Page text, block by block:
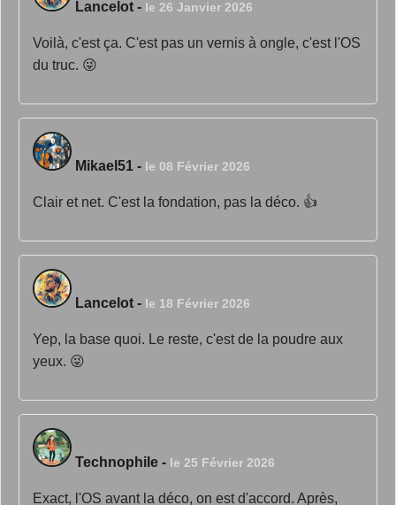
Lancelot - le 26 Janvier 2026
Voilà, c'est ça. C'est pas un vernis à ongle, c'est l'OS
du truc. 😜
Mikael51 - le 08 Février 2026
Clair et net. C'est la fondation, pas la déco. 👍
Lancelot - le 18 Février 2026
Yep, la base quoi. Le reste, c'est de la poudre aux
yeux. 😜
Technophile - le 25 Février 2026
Exact, l'OS avant la déco, on est d'accord. Après,